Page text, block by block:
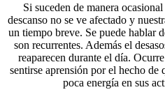
Si suceden de manera
descanso no se ve afectado y
un tiempo breve. Se puede hablar
son recurrentes. Además el
reaparecen durante el día.
sentirse aprensión por el hecho de
poca energía en sus